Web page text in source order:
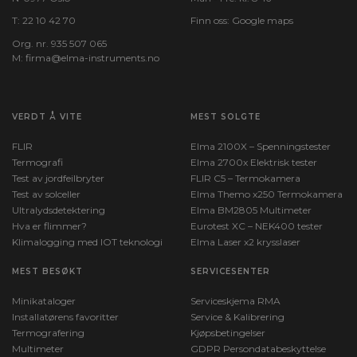
T: 22 10 42 70
Org. nr. 935 507 065
M: firma@elma-instruments.no​
Finn oss: Google maps
VERDT Å VITE
FLIR
Termografi
Test av jordfeilbryter
Test av solceller
Ultralydsdetektering
Hva er flimmer?
Klimalogging med IOT teknologi
MEST SOLGTE
Elma 2100X – Spenningstester
Elma 2700x Elektrisk tester
FLIR C5 – Termokamera
Elma Themo x250 Termokamera
Elma BM2805 Multimeter
Eurotest XC – NEK400 tester
Elma Laser x2 krysslaser
MEST BESØKT
Minikataloger
Installatørens favoritter
Termografering
Multimeter
SERVICESENTER
Serviceskjema RMA
Service & Kalibrering
Kjøpsbetingelser
GDPR Persondatabeskyttelse